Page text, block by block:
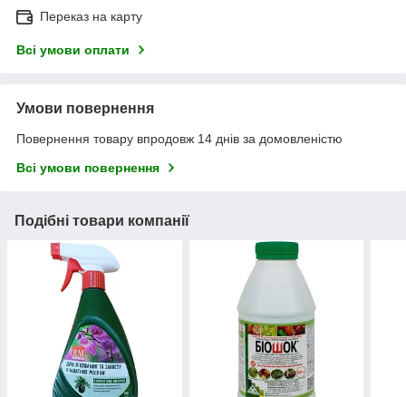
Переказ на карту
Всі умови оплати
Умови повернення
Повернення товару впродовж 14 днів за домовленістю
Всі умови повернення
Подібні товари компанії